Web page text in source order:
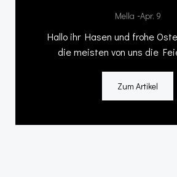
Mella -Apr. 9
Hallo ihr Hasen und frohe
die meisten von uns die
Zum Artikel